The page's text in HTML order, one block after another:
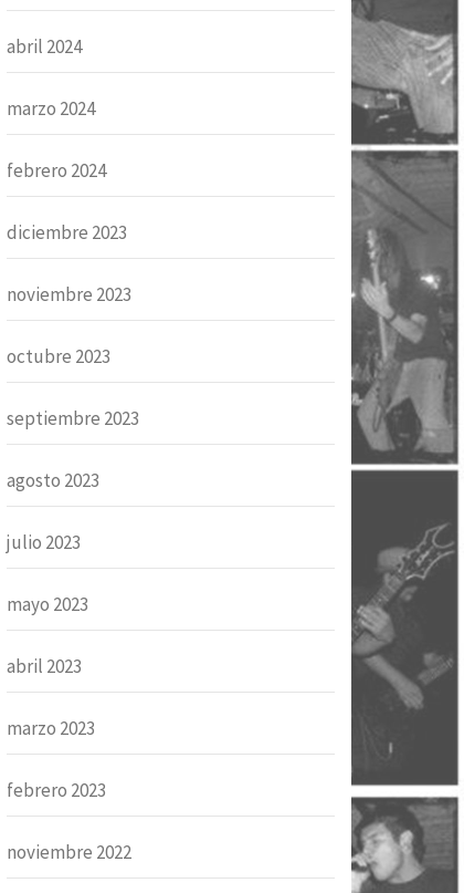
abril 2024
marzo 2024
febrero 2024
diciembre 2023
noviembre 2023
octubre 2023
septiembre 2023
agosto 2023
julio 2023
mayo 2023
abril 2023
marzo 2023
febrero 2023
noviembre 2022